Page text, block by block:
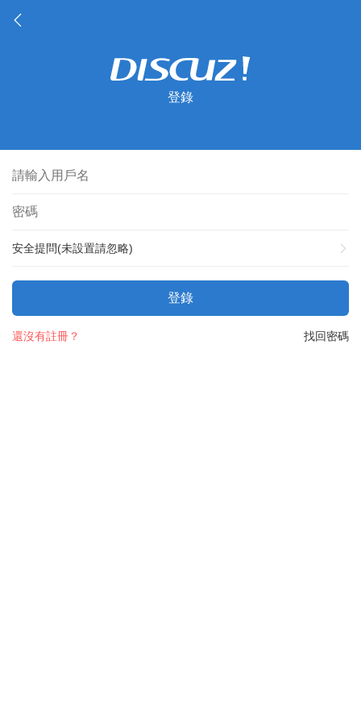
登錄
安全提問(未設置請忽略)
登錄
找回密碼
還沒有註冊？